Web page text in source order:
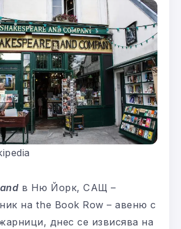
в Ню Йорк, САЩ –
на the Book Row – авеню с
днес се извисява на